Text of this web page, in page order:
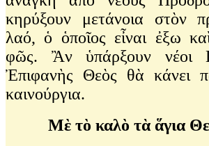
κηρύξουν μετάνοια στὸν
λαό, ὁ ὁποῖος εἶναι ἐξω
φῶς. Ἂν ὑπάρξουν νέοι
Ἐπιφανὴς Θεὸς θὰ κάνει
καινούργια.
Μὲ τὸ καλὸ τὰ ἅγια